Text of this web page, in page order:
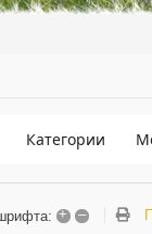
Категории
+ –